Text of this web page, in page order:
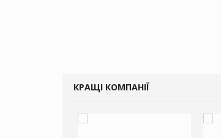
КРАЩІ КОМПАНІЇ